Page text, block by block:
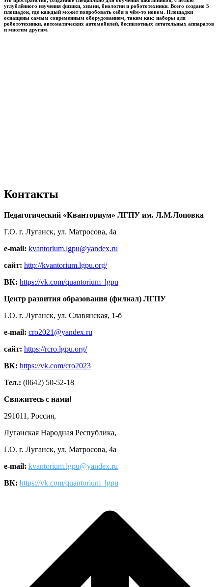
углублённого изучения физики, химии, биологии и робототехники. Всего создано 5
площадок, где каждый может попробовать себя в чём-то новом. Площадки
оснащены самым современным оборудованием, таким как: наборы для
робототехники, автоматических автомобилей, беспилотных летательных аппаратов
и многим другим.
Контакты
Педагогический «Кванториум» ЛГПУ им. Л.М.Лоповка
Г.О. г. Луганск, ул. Матросова, 4а
e-mail: kvantorium.lgpu@yandex.ru
сайт: http://kvantorium.lgpu.org/
ВК: https://vk.com/quantorium_lgpu
Центр развития образования (филиал) ЛГПУ
Г.О. г. Луганск, ул. Славянская, 1-б
e-mail: cro2021@yandex.ru
сайт: https://rcro.lgpu.org/
ВК: https://vk.com/cro2023
Тел.: (0642) 50-52-18
Свяжитесь с нами!
291011, Россия,
Луганская Народная Республика,
Г.О. г. Луганск, ул. Матросова, 4а
e-mail: kvantorium.lgpu@yandex.ru
ВК: https://vk.com/quantorium_lgpu